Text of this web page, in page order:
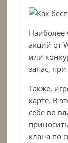
Наиболее
акций от
или
запас,
Также,
карте. В
себе во
клана по